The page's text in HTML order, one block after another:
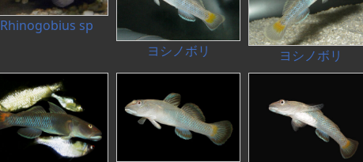
Rhinogobius sp
ヨシノボリ
ヨシノボリ